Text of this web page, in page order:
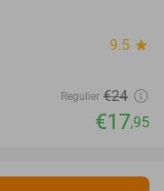
9.5 star
Regulier €24
€17,95